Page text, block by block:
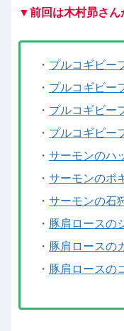
▼前回は木村昴さん
・ プルコギビー
・ プルコギビー
・ プルコギビー
・ プルコギビー
・ サーモンのハ
・ サーモンのポ
・ サーモンの石
・ 豚肩ロースの
・ 豚肩ロースの
・ 豚肩ロースの